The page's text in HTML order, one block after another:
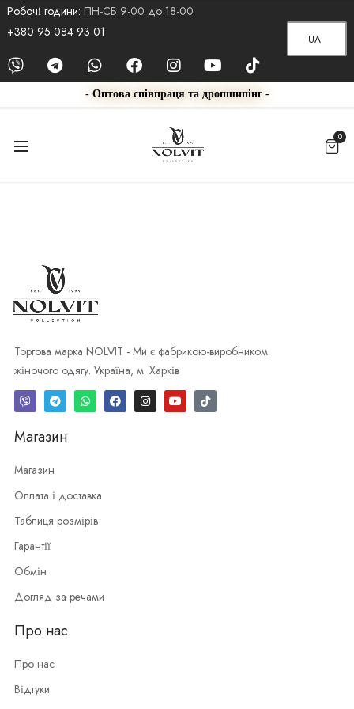
Робочі години: ПН-СБ 9-00 до 18-00
UA
+380 95 084 93 01
- Оптова співпраця та дропшипінг -
0
Торгова марка NOLVIT - Ми є фабрикою-виробником
жіночого одягу. Україна, м. Харків
Магазин
Магазин
Оплата і доставка
Таблиця розмірів
Гарантії
Обмін
Догляд за речами
Про нас
Про нас
Відгуки